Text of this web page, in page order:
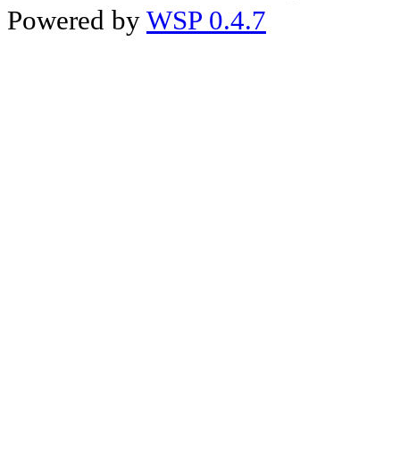
Powered by WSP 0.4.7